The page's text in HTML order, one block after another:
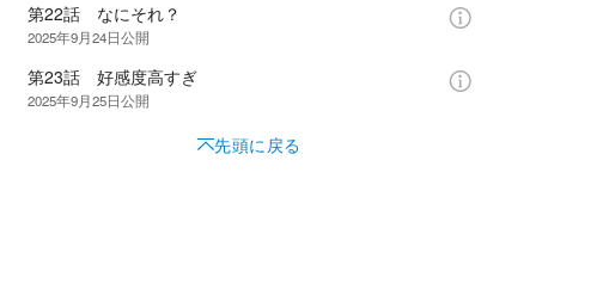
第22話 なにそれ？
2025年9月24日公開
第23話 好感度高すぎ
2025年9月25日公開
先頭に戻る